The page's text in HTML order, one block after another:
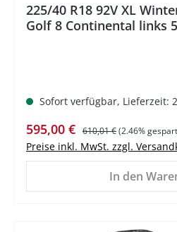
225/40 R18 92V XL
Golf 8 Continental links
Sofort verfügbar, Lieferzeit:
Verkaufspreis:
595,00 € Regulärer Preis:
610,01 €(2.46%
Preise inkl. MwSt. zzgl.
In den